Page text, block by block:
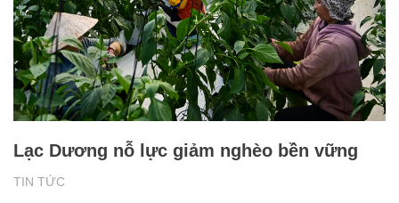
TIN TỨC
Lạc Dương nỗ lực giảm nghèo bền vững